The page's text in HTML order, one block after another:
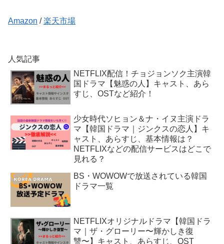
Amazon /楽天市場
人気記事
NETFLIX配信！チョジョンソク主演韓
国ドラマ【魅惑の人】キャスト、あら
すじ、OSTなど紹介！
少女時代ソヒョン＆ナ・イヌ主演ドラ
マ【韓国ドラマ｜ジンクスの恋人】キ
ャスト、あらすじ、基本情報は？
NETFLIXなどの配信サービスはどこで
見れる？
BS・WOWOWで放送されている韓国
ドラマ一覧
NETFLIXオリジナルドラマ【韓国ドラ
マ｜ザ・グローリー〜輝かしき復
讐〜】キャスト、あらすじ、OST